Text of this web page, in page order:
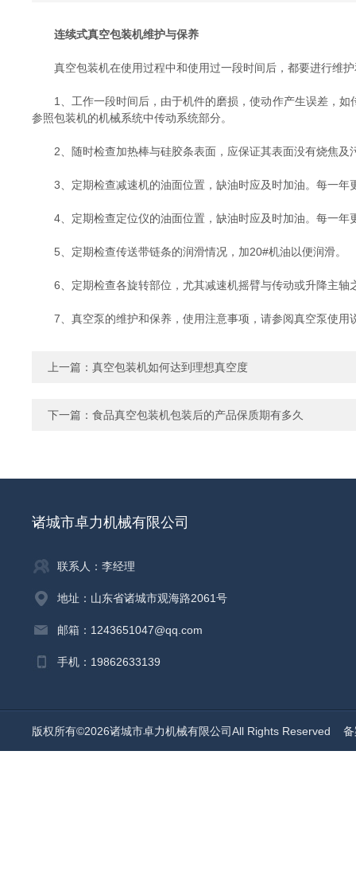
连续式真空包装机维护与保养
真空包装机在使用过程中和使用过一段时间后，都要进行维护
1、工作一段时间后，由于机件的磨损，使动作产生误差，如
参照包装机的机械系统中传动系统部分。
2、随时检查加热棒与硅胶条表面，应保证其表面没有烧焦及
3、定期检查减速机的油面位置，缺油时应及时加油。每一年
4、定期检查定位仪的油面位置，缺油时应及时加油。每一年
5、定期检查传送带链条的润滑情况，加20#机油以便润滑。
6、定期检查各旋转部位，尤其减速机摇臂与传动或升降主轴
7、真空泵的维护和保养，使用注意事项，请参阅真空泵使用
上一篇： 真空包装机如何达到理想真空度
下一篇： 食品真空包装机包装后的产品保质期有多久
诸城市卓力机械有限公司
联系人：李经理
地址：山东省诸城市观海路2061号
邮箱：1243651047@qq.com
手机：19862633139
版权所有©2026诸城市卓力机械有限公司All Rights Reserved